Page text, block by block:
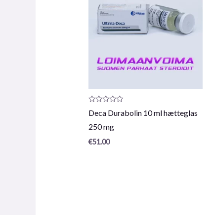
0
5
Deca Durabolin 10 ml hætteglas
250 mg
€51.00